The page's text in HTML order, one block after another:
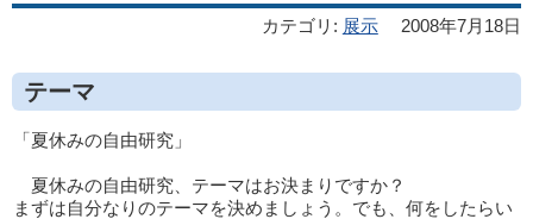
カテゴリ : 展示 2008年7月18日
テーマ
「夏休みの自由研究」
夏休みの自由研究、テーマはお決まりですか？
まずは自分なりのテーマを決めましょう。でも、何をしたらい